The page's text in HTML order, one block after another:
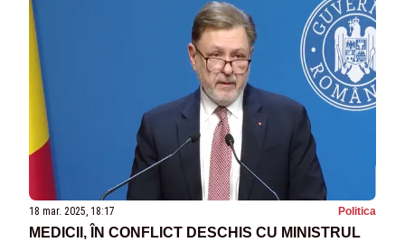
18 mar. 2025, 18:17 Politica
MEDICII, ÎN CONFLICT DESCHIS CU MINISTRUL